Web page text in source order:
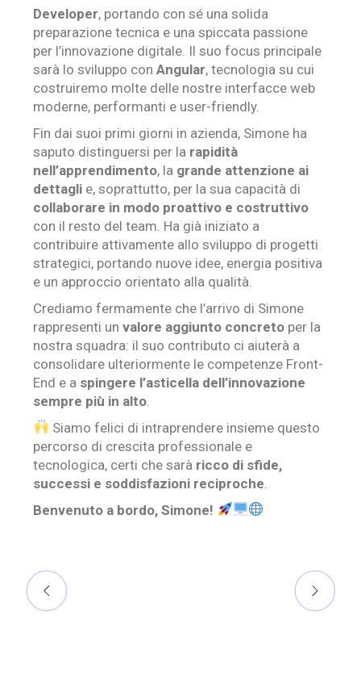
Developer, portando con sé una solida
preparazione tecnica e una spiccata passione
per l’innovazione digitale. Il suo focus principale
sarà lo sviluppo conAngular, tecnologia su cui
costruiremo molte delle nostre interfacce web
moderne, performanti e user-friendly.
Fin dai suoi primi giorni in azienda, Simone ha
saputo distinguersi per la rapidità
nell’apprendimento, la grande attenzione ai
dettagli e, soprattutto, per la sua capacità di
collaborare in modo proattivo e costruttivo
con il resto del team. Ha già iniziato a
contribuire attivamente allo sviluppo di progetti
strategici, portando nuove idee, energia positiva
e un approccio orientato alla qualità.
Crediamo fermamente che l’arrivo di Simone
rappresenti unvalore aggiunto concreto per la
nostra squadra: il suo contributo ci aiuterà a
consolidare ulteriormente le competenze Front-
End e a spingere l’asticella dell’innovazione
sempre più in alto
Siamo felici di intraprendere insieme questo
percorso di crescita professionale e
tecnologica, certi che sarà ricco di sfide,
successi e soddisfazioni reciproche
Benvenuto a bordo, Simone!